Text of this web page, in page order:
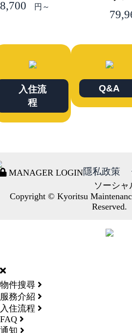
円～
入住流
程
Q&A
MANAGER LOGIN隱私政策
ソーシャ
Copyright © Kyoritsu
Reserved.
物件搜尋
服務介紹
入住流程
FAQ
通知